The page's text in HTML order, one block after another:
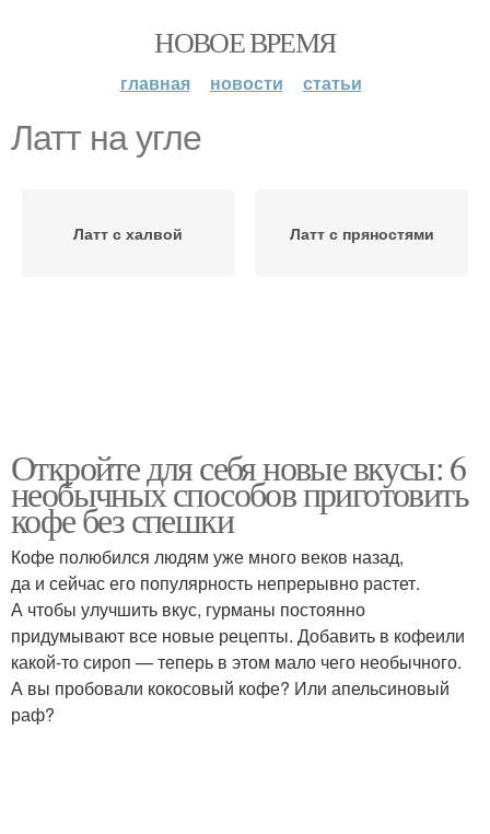
НОВОЕ ВРЕМЯ
главная новости статьи
Латт на угле
Латт с халвой Латт с пряностями
Откройте для себя новые вкусы: 6
необычных способов приготовить
кофе без спешки
Кофе полюбился людям уже много веков назад,
да и сейчас его популярность непрерывно растет.
А чтобы улучшить вкус, гурманы постоянно
придумывают все новые рецепты. Добавить в кофеили
какой-то сироп — теперь в этом мало чего необычного.
А вы пробовали кокосовый кофе? Или апельсиновый
раф?